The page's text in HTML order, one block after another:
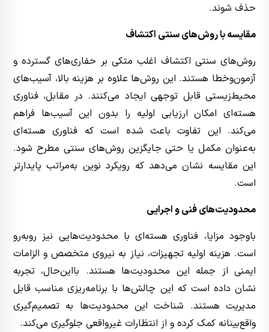
حذف شوند.
مقایسه با روش‌های سنتی اکتشاف
روش‌های سنتی اکتشاف اغلب متکی بر حفاری‌های گسترده و
آزمون‌وخطا هستند. این روش‌ها علاوه بر هزینه بالا، آسیب‌های
محیط‌زیستی قابل توجهی ایجاد می‌کنند. در مقابل، فناوری
هسته‌ای امکان ارزیابی اولیه را بدون این آسیب‌ها فراهم
می‌کند. این تفاوت باعث شده است که فناوری هسته‌ای
به‌عنوان مکمل یا حتی جایگزین روش‌های سنتی مطرح شود.
این مقایسه نشان می‌دهد که رویکرد نوین به‌مراتب پایدارتر
است.
محدودیت‌های فنی و اجرایی
باوجود مزایا، فناوری هسته‌ای با محدودیت‌هایی نیز روبه‌رو
است. هزینه اولیه تجهیزات، نیاز به نیروی متخصص و الزامات
ایمنی از جمله این محدودیت‌ها هستند. بااین‌حال، تجربه
نشان داده است که این چالش‌ها با برنامه‌ریزی مناسب قابل
مدیریت هستند. شناخت این محدودیت‌ها به تصمیم‌گیری
واقع‌بینانه کمک کرده و از انتظارات غیرواقعی جلوگیری می‌کند.